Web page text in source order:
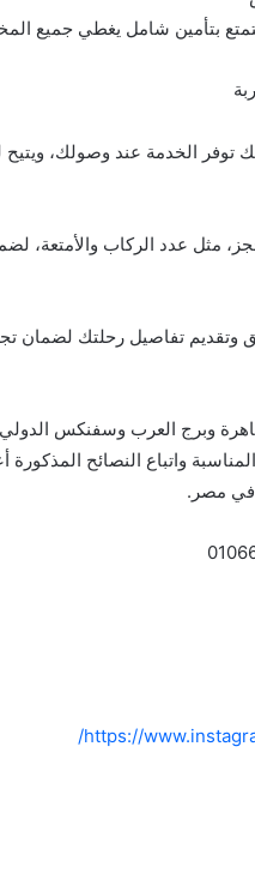
بتأمين شامل يغطي جميع
توفر الخدمة عند وصولك،
مثل عدد الركاب والأمتعة،
تفاصيل رحلتك لضمان
وبرج العرب وسفنكس
واتباع النصائح المذكورة
في مصر.
https://